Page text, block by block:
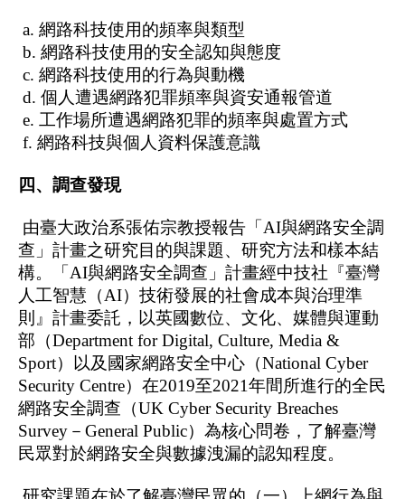
a. 網路科技使用的頻率與類型
b. 網路科技使用的安全認知與態度
c. 網路科技使用的行為與動機
d. 個人遭遇網路犯罪頻率與資安通報管道
e. 工作場所遭遇網路犯罪的頻率與處置方式
f. 網路科技與個人資料保護意識
四、調查發現
查」計畫之研究目的與課題、研究方法和樣本結
構。「AI與網路安全調查」計畫經中技社『臺灣
人工智慧（AI）技術發展的社會成本與治理準
則』計畫委託，以英國數位、文化、媒體與運動
部（Department for Digital, Culture, Media &
Sport）以及國家網路安全中心（National Cyber
Security Centre）在2019至2021年間所進行的全民
網路安全調查（UK Cyber Security Breaches
Survey－General Public）為核心問卷，了解臺灣
民眾對於網路安全與數據洩漏的認知程度。